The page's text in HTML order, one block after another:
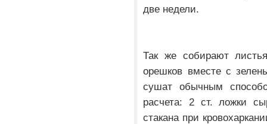
две недели.
Так же собирают
орешков вместе с
сушат обычным
расчета: 2 ст. ложки
стакана при